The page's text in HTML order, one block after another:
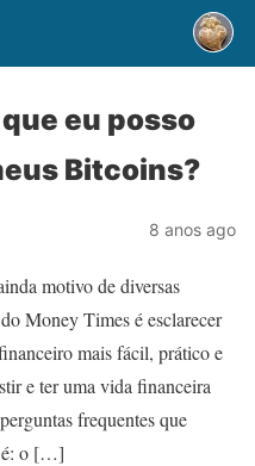
eu posso
Bitcoins?
8 anos ago
motivo de diversas
Money Times é esclarecer
mais fácil, prático e
e ter uma vida financeira
frequentes que
é: o […]